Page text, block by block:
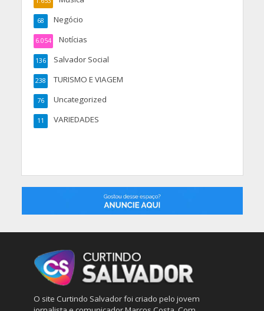
Negócio
68
Notícias
6.054
Salvador Social
136
TURISMO E VIAGEM
238
Uncategorized
76
VARIEDADES
11
O site Curtindo Salvador foi criado pelo jovem